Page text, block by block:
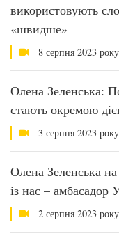
використовують
«швидше»
8 серпня 2023
Олена Зеленська:
стають окремою
3 серпня 2023
Олена Зеленська
із нас – амбасадор
2 серпня 2023